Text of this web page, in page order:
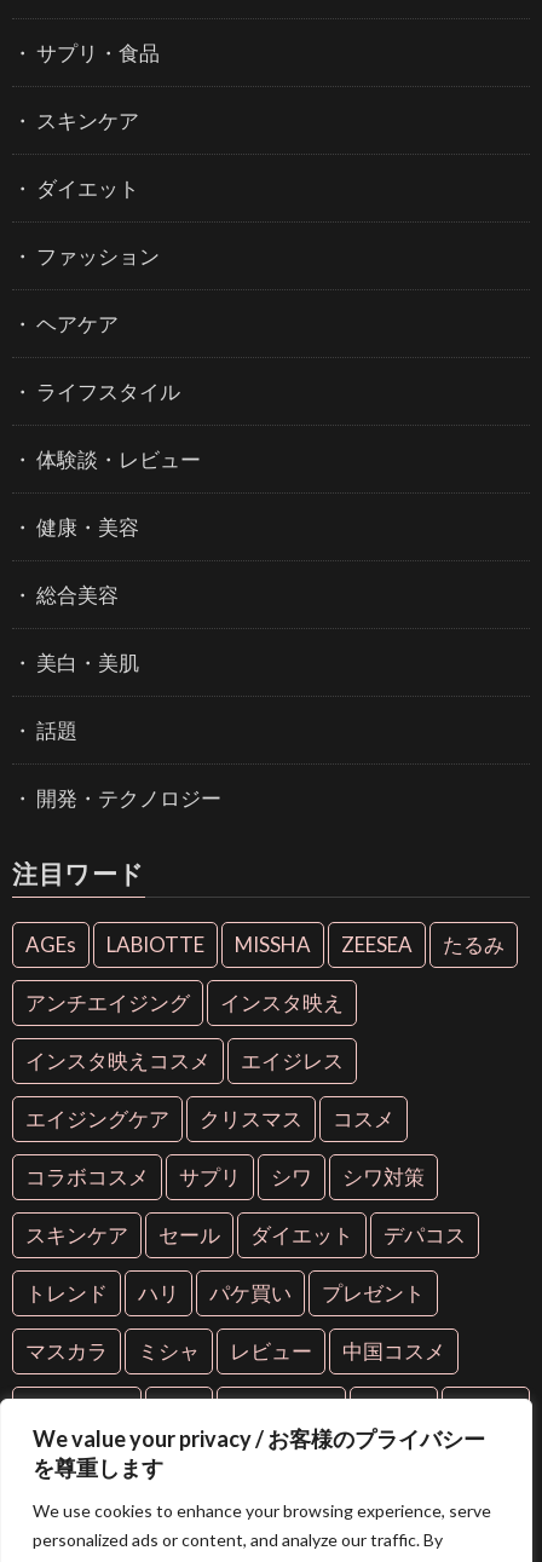
We value your privacy / お客様のプライバシー
を尊重します
We use cookies to enhance your browsing experience, serve
personalized ads or content, and analyze our traffic. By
サプリ・食品
スキンケア
ダイエット
ファッション
ヘアケア
ライフスタイル
体験談・レビュー
健康・美容
総合美容
美白・美肌
話題
開発・テクノロジー
注目ワード
AGEs LABIOTTE MISSHA ZEESEA たるみ
アンチエイジング インスタ映え
インスタ映えコスメ エイジレス
エイジングケア クリスマス コスメ
コラボコスメ サプリ シワ シワ対策
スキンケア セール ダイエット デパコス
トレンド ハリ パケ買い プレゼント
マスカラ ミシャ レビュー 中国コスメ
抗糖化 抗老化
美容 美容液 美白 美肌 芸能人愛用